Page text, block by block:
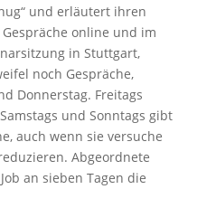
und erläutert ihren
online und im
in Stuttgart,
noch Gespräche,
Donnerstag. Freitags
und Sonntags gibt
auch wenn sie versuche
Abgeordnete
an sieben Tagen die